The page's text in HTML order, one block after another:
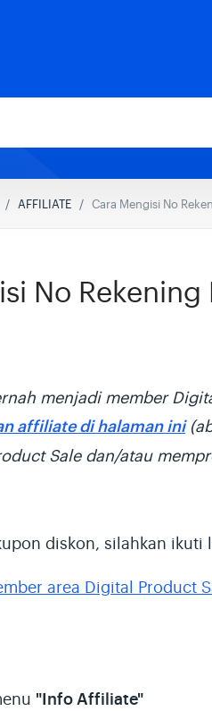
AFFILIATE Cara Mengisi No
No
menjadi member
affiliate di halaman ini
Sale dan/atau
diskon, silahkan ikuti
area Digital Product
"Info Affiliate"